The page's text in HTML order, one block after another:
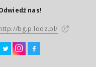
nas!
bg.p.lodz.pl/